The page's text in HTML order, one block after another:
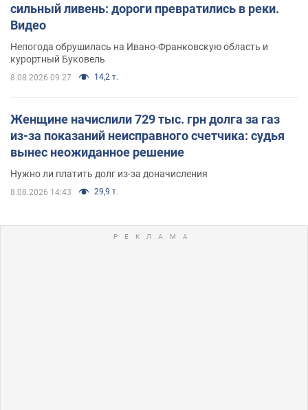
сильный ливень: дороги превратились в реки.
Видео
Непогода обрушилась на Ивано-Франковскую область и
курортный Буковель
8.08.2026 09:27 14,2 т.
Женщине начислили 729 тыс. грн долга за газ
из-за показаний неисправного счетчика: судья
вынес неожиданное решение
Нужно ли платить долг из-за доначисления
8.08.2026 14:43 29,9 т.